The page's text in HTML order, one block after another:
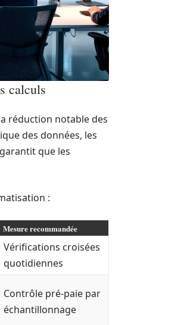
calculs
réduction notable des
des données, les
que les
:
Mesure recommandée
Vérifications croisées
quotidiennes
Contrôle pré-paie par
échantillonnage